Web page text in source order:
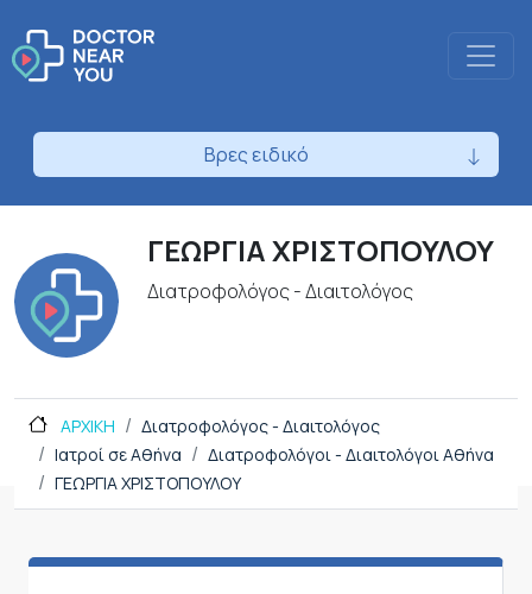
Βρες ειδικό
ΓΕΩΡΓΙΑ ΧΡΙΣΤΟΠΟΥΛΟΥ
Διατροφολόγος - Διαιτολόγος
ΑΡΧΙΚΗ
Διατροφολόγος - Διαιτολόγος
Ιατροί σε Αθήνα
Διατροφολόγοι - Διαιτολόγοι Αθήνα
ΓΕΩΡΓΙΑ ΧΡΙΣΤΟΠΟΥΛΟΥ